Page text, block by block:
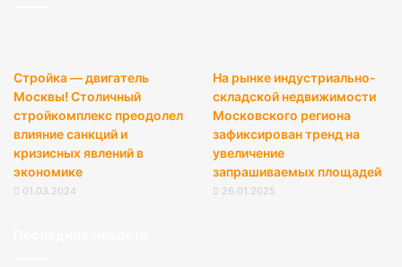
Стройка — двигатель
Москвы! Столичный
стройкомплекс преодолел
влияние санкций и
кризисных явлений в
экономике
01.03.2024
На рынке индустриально-
складской недвижимости
Московского региона
зафиксирован тренд на
увеличение
запрашиваемых площадей
26.01.2025